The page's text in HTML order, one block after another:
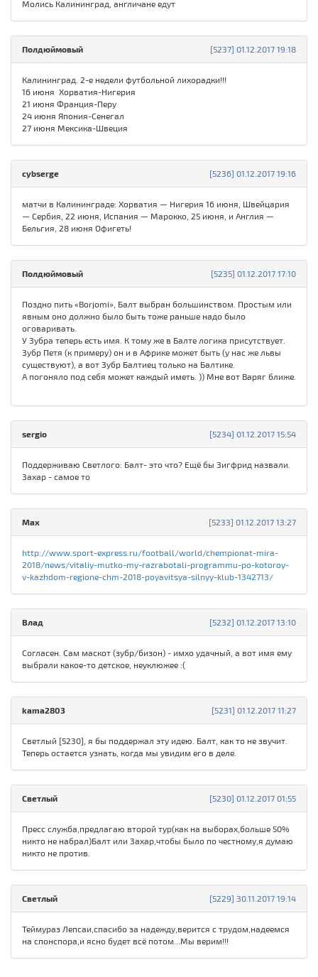
Молись Калининград, англичане едут
[5237] 01.12.2017 19:18
Полдюймовый
Калининград. 2-е недели футбольной лихорадки!!!
16 июня Хорватия-Нигерия
21 июня Франция-Перу
24 июня Япония-Сенегал
27 июня Мексика-Швеция
[5236] 01.12.2017 19:16
cybserge
матчи в Калининграде: Хорватия — Нигерия 16 июня, Швейцария
— Сербия, 22 июня, Испания — Марокко, 25 июня, и Англия —
Бельгия, 28 июня Офигеть!
[5235] 01.12.2017 17:10
Полдюймовый
Поздно пить «Borjomi», Балт выбран большинством. Простым или
явным оно должно было быть тоже раньше надо было
оговаривать.
У Зубра теперь есть имя. К тому же в Балте логика присутствует.
Зубр Петя (к примеру) он и в Африке может быть (у нас же львы
существуют), а вот Зубр Балтиец только на Балтике.
А погоняло под себя может каждый иметь. )) Мне вот Варяг ближе.
[5234] 01.12.2017 15:54
sergio
Поддерживаю Светлого: Балт- это что? Ещё бы Зигфрид назвали.
Захар - самое то
[5233] 01.12.2017 13:27
Max
http://www.sport-express.ru/football/world/chempionat-mira-
2018/news/vitaliy-mutko-my-razrabotali-programmu-po-kotoroy-
v-kazhdom-regione-chm-2018-poyavitsya-silnyy-klub-1342713/
[5232] 01.12.2017 13:10
Влад
Согласен. Сам маскот (зубр/бизон) - имхо удачный, а вот имя ему
выбрали какое-то детское, неуклюжее :(
[5231] 01.12.2017 11:27
kama2803
Светлый [5230], я бы поддержал эту идею. Балт, как то не звучит.
Теперь остается узнать, когда мы увидим его в деле.
[5230] 01.12.2017 01:55
Светлый
Пресс служба,предлагаю второй тур(как на выборах,больше 50%
никто не набрал)Балт или Захар,чтобы было по честному,я думаю
никто не против.
[5229] 30.11.2017 19:14
Светлый
Теймураз Лепсаи,спасибо за надежду,верится с трудом,надеемся
на спонспора,и ясно будет всё потом...Мы верим!!!